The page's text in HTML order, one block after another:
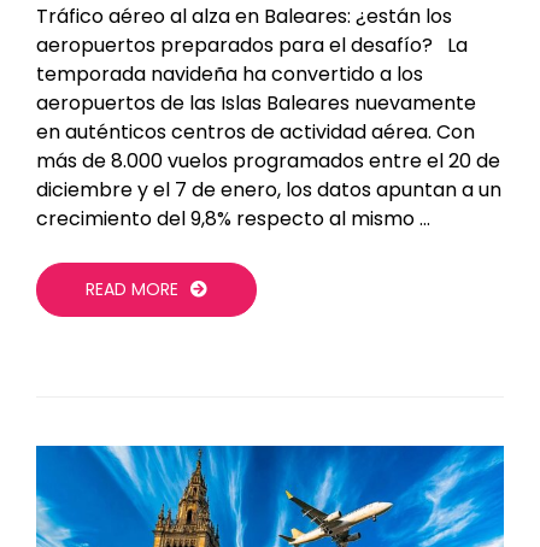
Tráfico aéreo al alza en Baleares: ¿están los
aeropuertos preparados para el desafío? La
temporada navideña ha convertido a los
aeropuertos de las Islas Baleares nuevamente
en auténticos centros de actividad aérea. Con
más de 8.000 vuelos programados entre el 20 de
diciembre y el 7 de enero, los datos apuntan a un
crecimiento del 9,8% respecto al mismo …
READ MORE